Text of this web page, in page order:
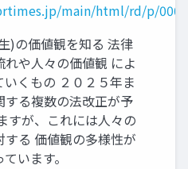
main/html/rd/p/
)の価値観を知る 法律
れや人々の価値観 によ
いくもの ２０２５年ま
する複数の法改正が予
すが、これには人々の
する 価値観の多様性が
います。